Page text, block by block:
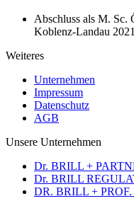
Abschluss als M. Sc.
Koblenz-Landau
Weiteres
Unternehmen
Impressum
Datenschutz
AGB
Unsere Unternehmen
Dr. BRILL +
Dr. BRILL
DR. BRILL +